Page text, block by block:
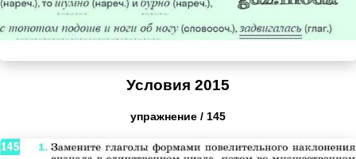
Условия 2015
упражнение / 145